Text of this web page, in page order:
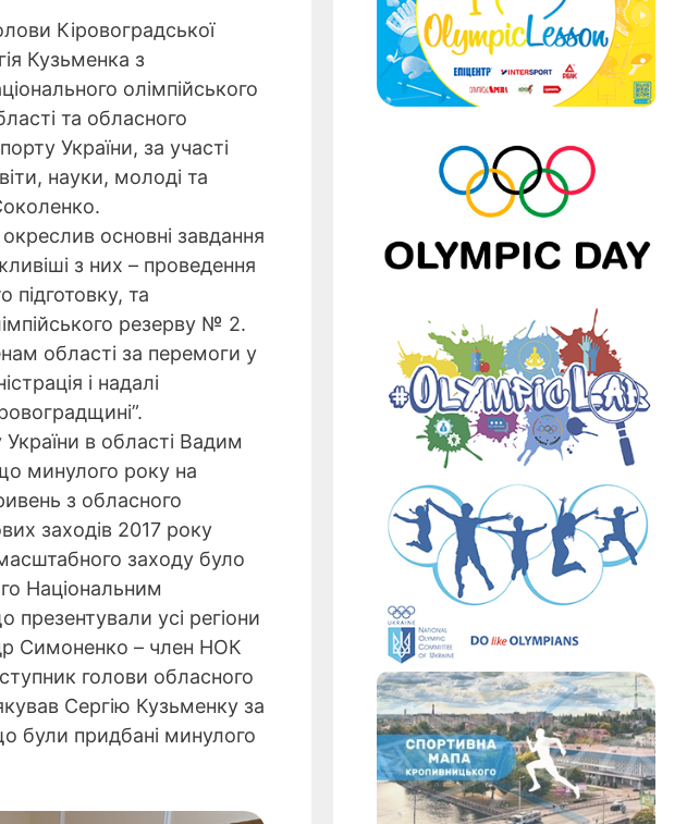
Кіровоградської
Кузьменка з
олімпійського
та обласного
України, за участі
науки, молоді та
основні завдання
з них – проведення
та
резерву № 2.
області за перемоги у
і надалі
України в області Вадим
минулого року на
з обласного
заходів 2017 року
заходу було
Національним
усі регіони
Симоненко – член НОК
голови обласного
Сергію Кузьменку за
були придбані минулого